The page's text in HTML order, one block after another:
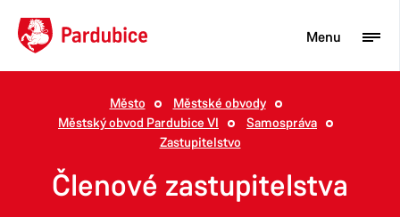
Turista
Občan
Město
Městské obvody
Městský obvod Pardubice VI
Samospráva
Zastupitelstvo
Členové zastupitelstva
Menu